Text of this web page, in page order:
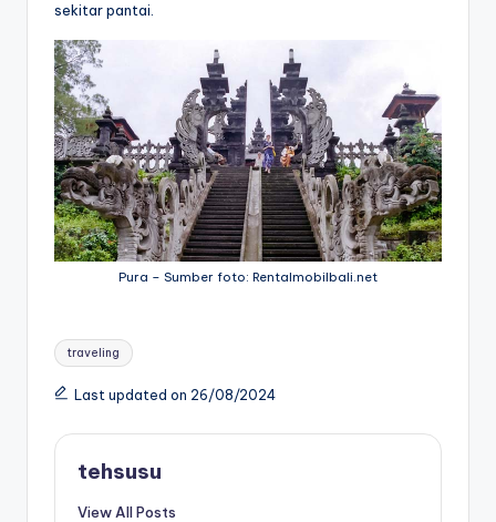
sekitar pantai.
Pura – Sumber foto: Rentalmobilbali.net
Tags:
traveling
Last updated on 26/08/2024
tehsusu
View All Posts